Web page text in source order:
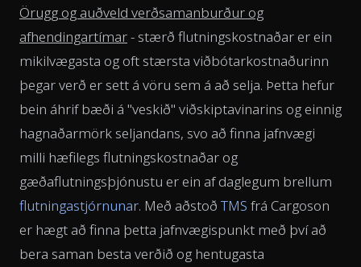
Örugg og auðveld verðsamanburður og
afhendingartímar- stærð flutningskostnaðar er ein
mikilvægasta og oft stærsta viðbótarkostnaðurinn
þegar verð er sett á vöru sem á að selja. Þetta hefur
bein áhrif bæði á "veskið" viðskiptavinarins og einnig
hagnaðarmörk seljandans, svo að finna jafnvægi
milli hæfilegs flutningskostnaðar og
gæðaflutningsþjónustu er ein af daglegum brellum
flutningastjórnunar. Með aðstoð TMS frá Cargoson
er hægt að finna þetta jafnvægispunkt með því að
bera saman besta verðið og hentugasta